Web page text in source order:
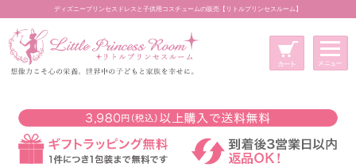
ディズニープリンセスドレスと子供用コスチュームの販売【リトルプリンセスルーム】
新規会員登録
マイページ
カート